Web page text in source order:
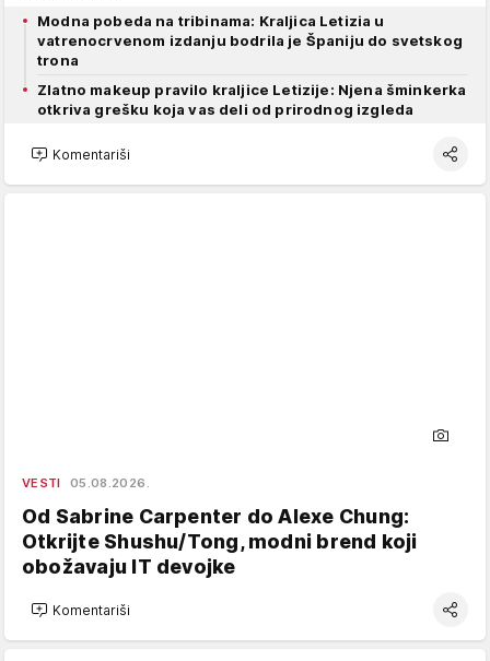
Modna pobeda na tribinama: Kraljica Letizia u
vatrenocrvenom izdanju bodrila je Španiju do svetskog
trona
Zlatno makeup pravilo kraljice Letizije: Njena šminkerka
otkriva grešku koja vas deli od prirodnog izgleda
Komentariši
VESTI 05.08.2026.
Od Sabrine Carpenter do Alexe Chung:
Otkrijte Shushu/Tong, modni brend koji
obožavaju IT devojke
Komentariši